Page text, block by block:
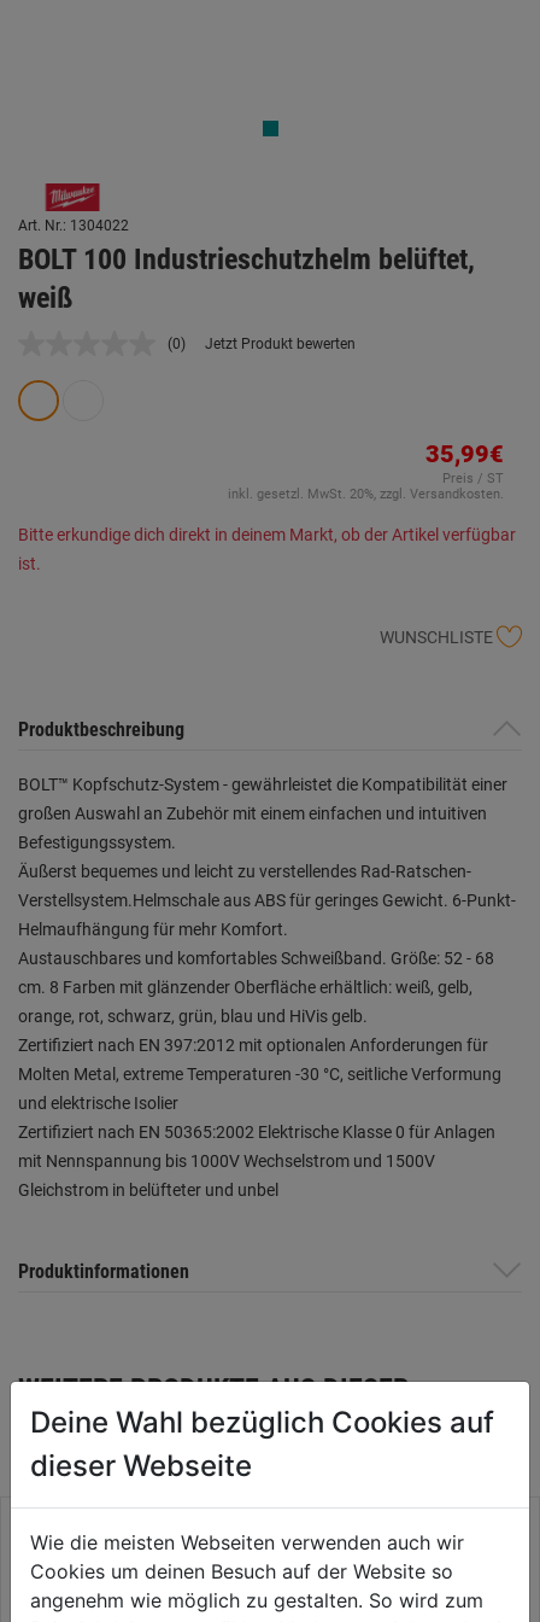
Art. Nr.: 1304022
BOLT 100 Industrieschutzhelm belüftet,
weiß
Kein
(0) Jetzt Produkt bewerten
35,99€
Preis / ST
inkl. gesetzl. MwSt. 20%, zzgl. Versandkosten.
Bitte erkundige dich direkt in deinem Markt, ob der Artikel verfügbar
ist.
WUNSCHLISTE
Produktbeschreibung
BOLT™ Kopfschutz-System - gewährleistet die Kompatibilität einer
großen Auswahl an Zubehör mit einem einfachen und intuitiven
Befestigungssystem.
Äußerst bequemes und leicht zu verstellendes Rad-Ratschen-
Verstellsystem.Helmschale aus ABS für geringes Gewicht. 6-Punkt-
Helmaufhängung für mehr Komfort.
Austauschbares und komfortables Schweißband. Größe: 52 - 68
cm. 8 Farben mit glänzender Oberfläche erhältlich: weiß, gelb,
orange, rot, schwarz, grün, blau und HiVis gelb.
Zertifiziert nach EN 397:2012 mit optionalen Anforderungen für
Molten Metal, extreme Temperaturen -30 °C, seitliche Verformung
und elektrische Isolier
Zertifiziert nach EN 50365:2002 Elektrische Klasse 0 für Anlagen
mit Nennspannung bis 1000V Wechselstrom und 1500V
Gleichstrom in belüfteter und unbel
Produktinformationen
WEITERE PRODUKTE AUS DIESER
KATEGORIE
Deine Wahl bezüglich Cookies auf
dieser Webseite
Wie die meisten Webseiten verwenden auch wir
Cookies um deinen Besuch auf der Website so
angenehm wie möglich zu gestalten. So wird zum